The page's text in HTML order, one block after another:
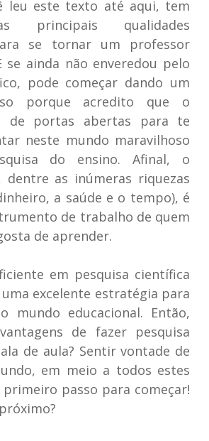
leu este texto até aqui, tem
principais qualidades
se tornar um professor
se ainda não enveredou pelo
pode começar dando um
porque acredito que o
de portas abertas para te
neste mundo maravilhoso
do ensino. Afinal, o
dentre as inúmeras riquezas
a saúde e o tempo), é
de trabalho de quem
de aprender.
em pesquisa científica
excelente estratégia para
mundo educacional. Então,
de fazer pesquisa
de aula? Sentir vontade de
em meio a todos estes
primeiro passo para começar!